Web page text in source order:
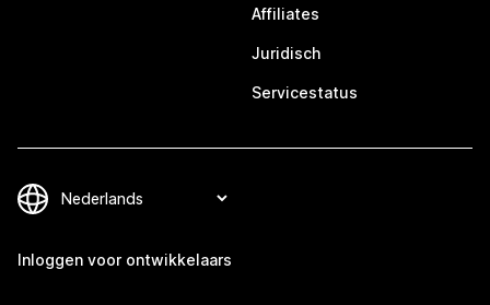
Affiliates
Juridisch
Servicestatus
Inloggen voor ontwikkelaars